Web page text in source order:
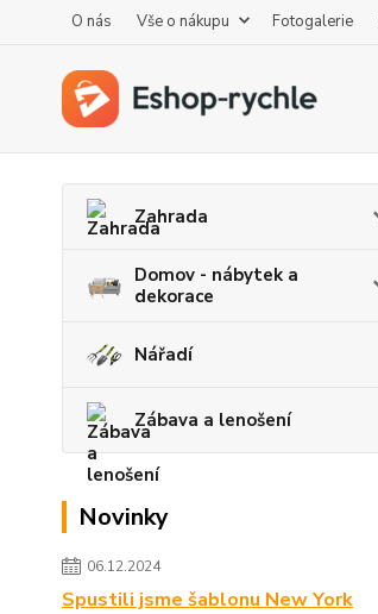
O nás Vše o nákupu Fotogalerie
Zahrada
Domov - nábytek a
dekorace
Nářadí
Zábava a lenošení
Novinky
06.12.2024
Spustili jsme šablonu New York